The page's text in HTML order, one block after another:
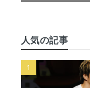
人気の記事